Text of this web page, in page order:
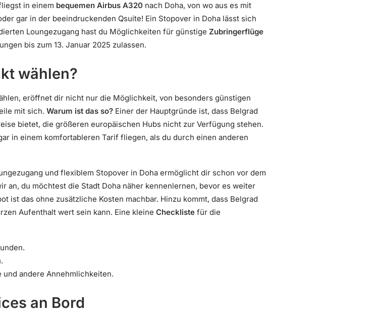
in einem bequemen Airbus A320 nach Doha, von wo aus es mit
gar in der beeindruckenden Qsuite! Ein Stopover in Doha lässt sich
Loungezugang hast du Möglichkeiten für günstige Zubringerflüge
bis zum 13. Januar 2025 zulassen.
wählen?
eröffnet dir nicht nur die Möglichkeit, von besonders günstigen
mit sich. Warum ist das so? Einer der Hauptgründe ist, dass Belgrad
bietet, die größeren europäischen Hubs nicht zur Verfügung stehen.
in einem komfortableren Tarif fliegen, als du durch einen anderen
und flexiblem Stopover in Doha ermöglicht dir schon vor dem
an, du möchtest die Stadt Doha näher kennenlernen, bevor es weiter
ist das ohne zusätzliche Kosten machbar. Hinzu kommt, dass Belgrad
Aufenthalt wert sein kann. Eine kleine Checkliste für die
andere Annehmlichkeiten.
an Bord